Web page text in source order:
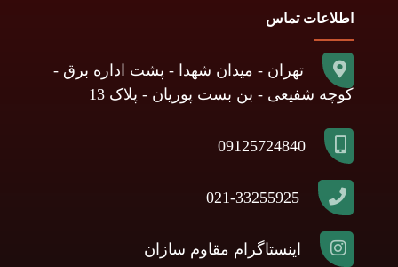
اطلاعات تماس
تهران - میدان شهدا - پشت اداره برق -
کوچه شفیعی - بن بست پوریان - پلاک 13
09125724840
021-33255925
اینستاگرام مقاوم سازان